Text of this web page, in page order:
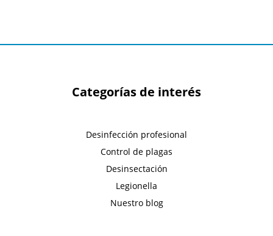
Categorías de interés
Desinfección profesional
Control de plagas
Desinsectación
Legionella
Nuestro blog